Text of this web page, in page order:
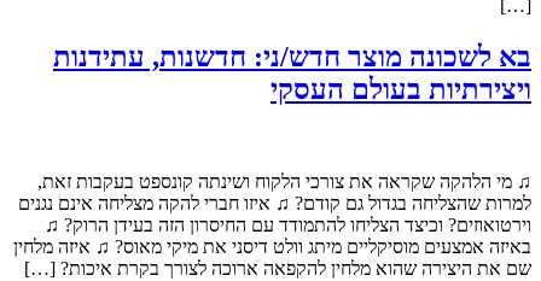
[…]
בא לשכונה מוצר חדש/ני: חדשנות, עתידנות
ויצירתיות בעולם העסקי
♫ מי הלהקה שקראה את צורכי הלקוח ושינתה קונספט בעקבות זאת,
למרות שהצליחה בגדול גם קודם? ♫ איזו חברי להקה מצליחה אינם נגנים
וירטואוזים? וכיצד הצליחו להתמודד עם החיסרון הזה בעידן הרוק? ♫
באיזה אמצעים מוסיקליים מיתג וולט דיסני את מיקי מאוס? ♫ איזה מלחין
שם את היצירה שהוא מלחין להקפאה ארוכה לצורך בקרת איכות? […]